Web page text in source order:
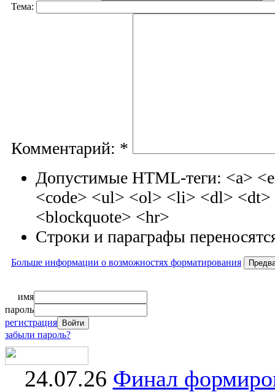
Тема:
Комментарий: *
Допустимые HTML-теги: <a>
<code> <ul> <ol> <li> <dl> <dt>
<blockquote> <hr>
Строки и параграфы
Больше информации о возможностях форматирования
имя
пароль
регистрация
забыли пароль?
24.07.26 Финал